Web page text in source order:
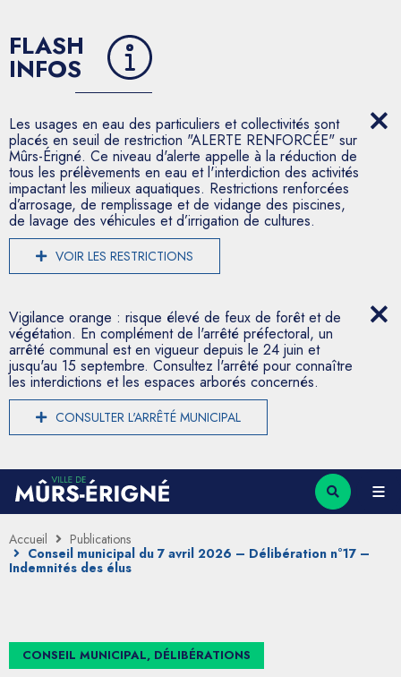
FLASH
INFOS
Les usages en eau des particuliers et collectivités sont
placés en seuil de restriction "ALERTE RENFORCÉE" sur
Mûrs-Érigné. Ce niveau d'alerte appelle à la réduction de
tous les prélèvements en eau et l'interdiction des activités
impactant les milieux aquatiques. Restrictions renforcées
d’arrosage, de remplissage et de vidange des piscines,
de lavage des véhicules et d’irrigation de cultures.
VOIR LES RESTRICTIONS
Vigilance orange : risque élevé de feux de forêt et de
végétation. En complément de l'arrêté préfectoral, un
arrêté communal est en vigueur depuis le 24 juin et
jusqu'au 15 septembre. Consultez l'arrêté pour connaître
les interdictions et les espaces arborés concernés.
CONSULTER L'ARRÊTÉ MUNICIPAL
Accueil
Publications
Conseil municipal du 7 avril 2026 – Délibération n°17 –
Indemnités des élus
CONSEIL MUNICIPAL, DÉLIBÉRATIONS